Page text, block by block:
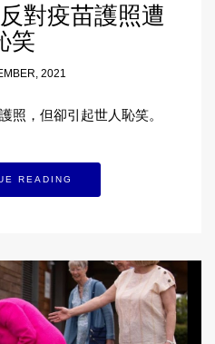
對疫苗護照遭
笑
2021
照，但卻引起世人恥笑。
READING